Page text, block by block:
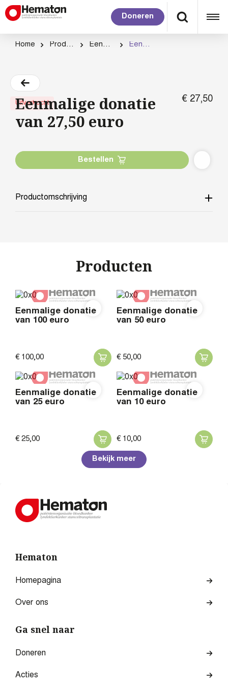
Doneren
Home Productcategorie Eenmalig doneren Eenmalige donatie van 27,50 euro
Uitverkocht
Eenmalige donatie
van 27,50 euro
€ 27,50
Bestellen
Productomschrijving
Producten
Eenmalige donatie
van 100 euro
€ 100,00
Eenmalige donatie
van 50 euro
€ 50,00
Eenmalige donatie
van 25 euro
€ 25,00
Eenmalige donatie
van 10 euro
€ 10,00
Bekijk meer
Hematon
Homepagina
Over ons
Ga snel naar
Doneren
Acties